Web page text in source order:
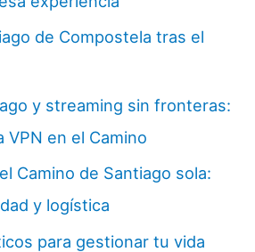
de Compostela tras el
y streaming sin fronteras:
VPN en el Camino
Camino de Santiago sola:
y logística
para gestionar tu vida